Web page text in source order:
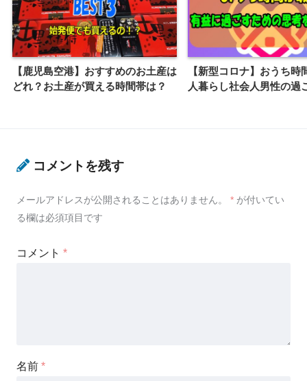
【鹿児島空港】おすすめのお土産は
どれ？お土産が買える時間帯は？
【新型コロナ】おうち時
人暮らし社会人男性の過
コメントを残す
メールアドレスが公開されることはありません。 * が付いてい
る欄は必須項目です
コメント *
名前 *